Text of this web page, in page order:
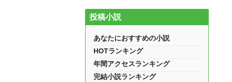
投稿小説
あなたにおすすめの小説
HOTランキング
年間アクセスランキング
完結小説ランキング